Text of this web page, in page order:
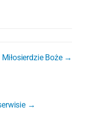
Miłosierdzie Boże →
→